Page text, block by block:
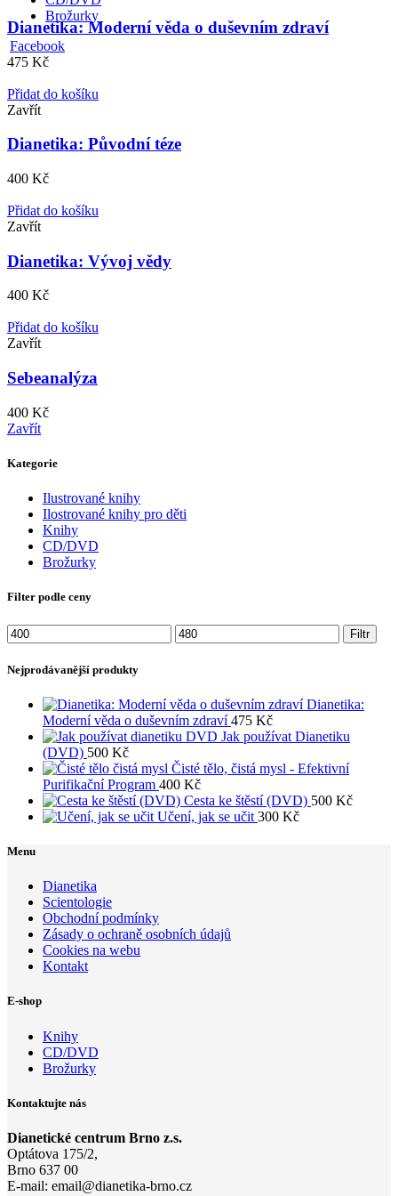
Brožurky
Facebook
Dianetika: Moderní věda o duševním zdraví
475 Kč
Přidat do košíku
Zavřít
Dianetika: Původní téze
400 Kč
Přidat do košíku
Zavřít
Dianetika: Vývoj vědy
400 Kč
Přidat do košíku
Zavřít
Sebeanalýza
400 Kč
Zavřít
Kategorie
Ilustrované knihy
Ilostrované knihy pro děti
Knihy
CD/DVD
Brožurky
Filter podle ceny
Minimální
cena
Maximální
cena
Filtr
Nejprodávanější produkty
Dianetika:
Moderní věda o duševním zdraví475 Kč
Jak používat Dianetiku
(DVD) 500 Kč
Čisté tělo, čistá mysl - Efektivní
Purifikační Program 400 Kč
Cesta ke štěstí (DVD) 500 Kč
Učení, jak se učit 300 Kč
Menu
Dianetika
Scientologie
Obchodní podmínky
Zásady o ochraně osobních údajů
Cookies na webu
Kontakt
E-shop
Knihy
CD/DVD
Brožurky
Kontaktujte nás
Dianetické centrum Brno z.s.
Optátova 175/2,
Brno 637 00
E-mail: email@dianetika-brno.cz